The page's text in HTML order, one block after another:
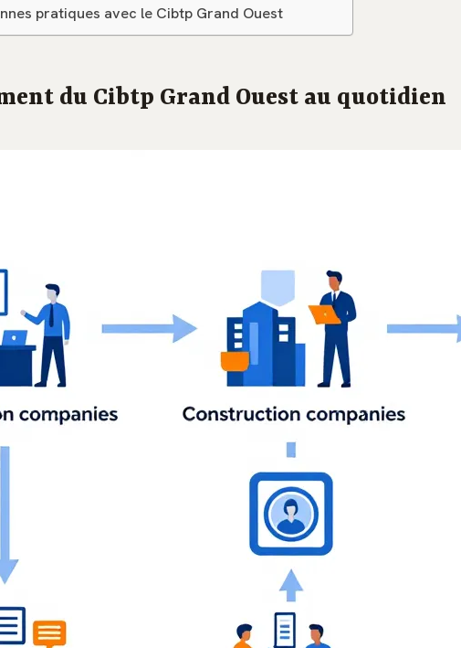
pratiques avec le Cibtp Grand Ouest
du Cibtp Grand Ouest au quotidien